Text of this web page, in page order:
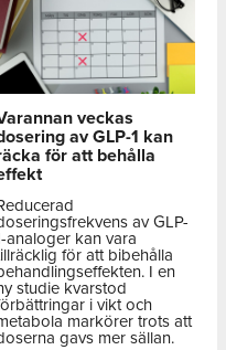
veckas
av GLP-1 kan
för att behålla
av GLP-
analoger kan vara
för att bibehålla
I en
studie kvarstod
i vikt och
markörer trots att
gavs mer sällan.